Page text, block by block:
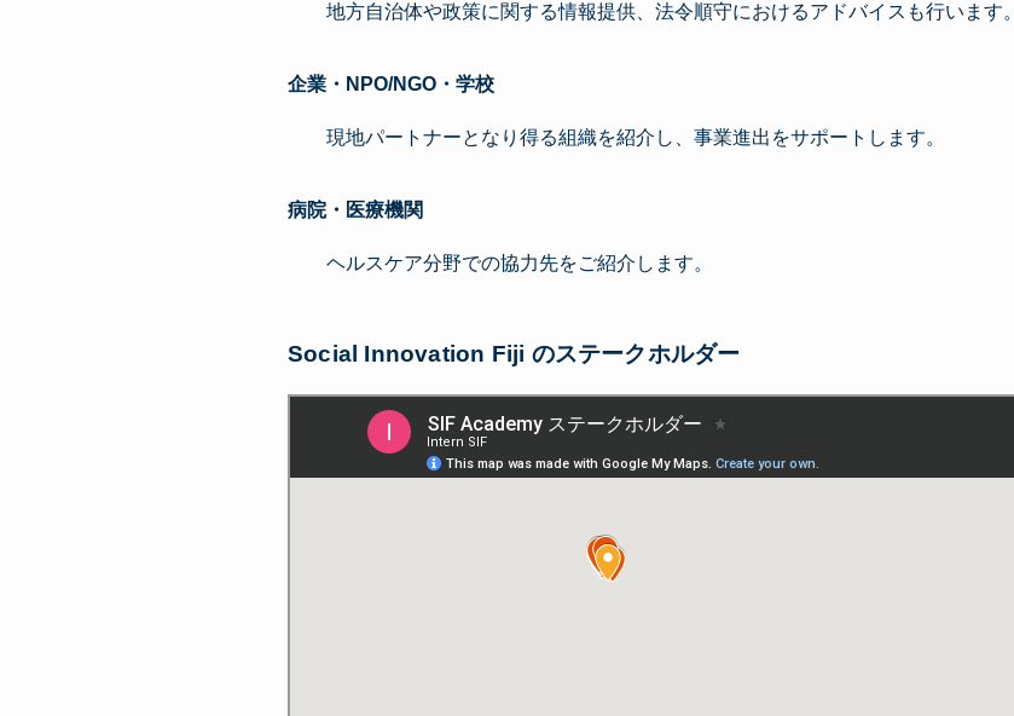
地方自治体や政策に関する情報提供、法令順守におけるアドバイスも行います。
企業・NPO/NGO・学校
現地パートナーとなり得る組織を紹介し、事業進出をサポートします。
病院・医療機関
ヘルスケア分野での協力先をご紹介します。
Social Innovation Fiji のステークホルダー